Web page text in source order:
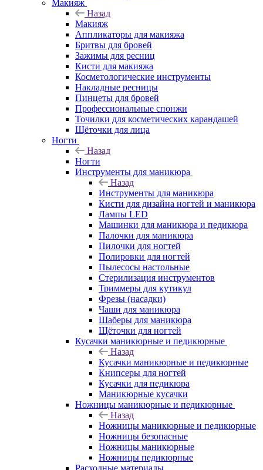
Макияж
Назад
Макияж
Аппликаторы для макияжа
Бритвы для бровей
Зажимы для ресниц
Кисти для макияжа
Косметологические инструменты
Накладные ресницы
Пинцеты для бровей
Профессиональные спонжи
Точилки для косметических карандашей
Щёточки для лица
Ногти
Назад
Ногти
Инструменты для маникюра
Назад
Инструменты для маникюра
Кисти для дизайна ногтей и маникюра
Лампы LED
Машинки для маникюра и педикюра
Палочки для маникюра
Пилочки для ногтей
Полировки для ногтей
Пылесосы настольные
Стерилизация инструментов
Триммеры для кутикул
Фрезы (насадки)
Чаши для маникюра
Шаберы для маникюра
Щёточки для ногтей
Кусачки маникюрные и педикюрные
Назад
Кусачки маникюрные и педикюрные
Книпсеры для ногтей
Кусачки для педикюра
Маникюрные кусачки
Ножницы маникюрные и педикюрные
Назад
Ножницы маникюрные и педикюрные
Ножницы безопасные
Ножницы маникюрные
Ножницы педикюрные
Расходные материалы